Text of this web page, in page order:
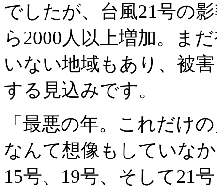
でしたが、台風21号の
ら2000人以上増加。ま
いない地域もあり、被
する見込みです。
「最悪の年。これだけ
なんて想像もしていな
15号、19号、そして21